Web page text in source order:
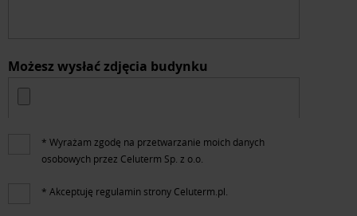
Możesz wysłać zdjęcia budynku
* Wyrażam zgodę na przetwarzanie moich danych
osobowych przez Celuterm Sp. z o.o.
* Akceptuję regulamin strony Celuterm.pl.